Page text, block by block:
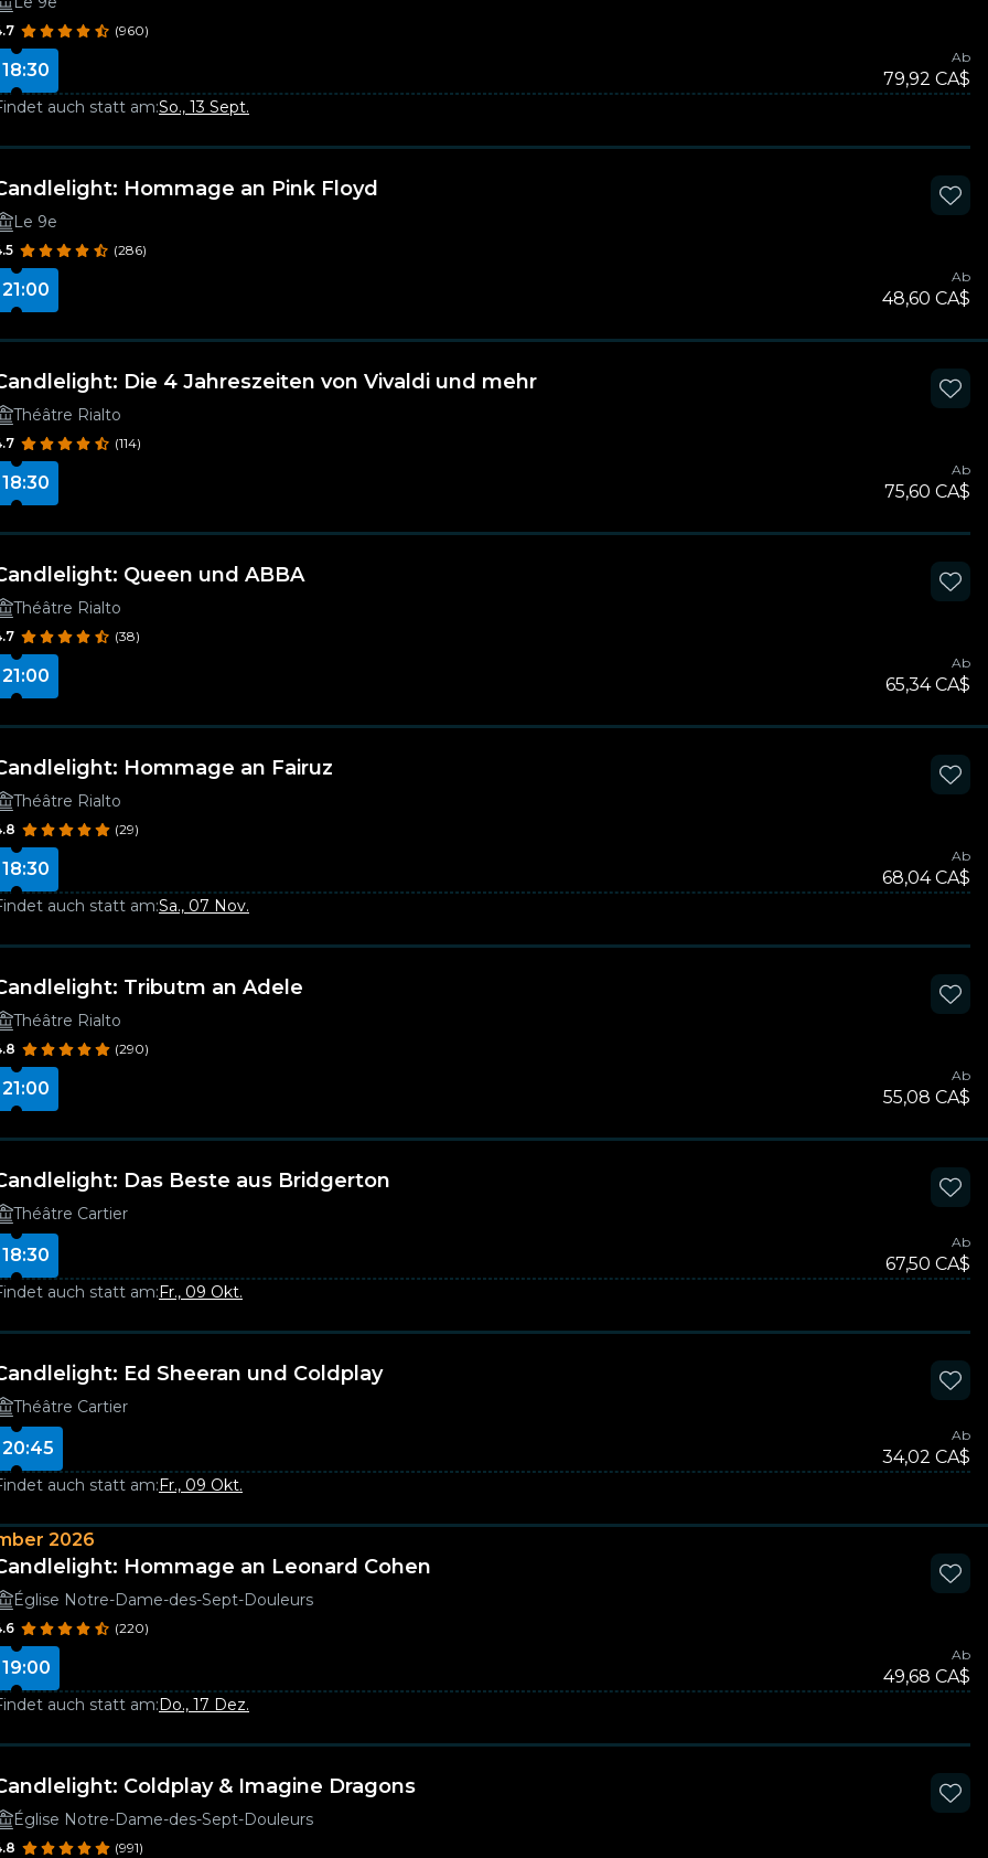
(960)
18:30
Ab
79,92 CA$
auch statt am:So., 13 Sept.
Hommage an Pink Floyd
Le 9e
(286)
21:00
Ab
48,60 CA$
Die 4 Jahreszeiten von Vivaldi und mehr
Théâtre Rialto
(114)
18:30
Ab
75,60 CA$
Queen und ABBA
Théâtre Rialto
(38)
21:00
Ab
65,34 CA$
Hommage an Fairuz
Théâtre Rialto
(29)
18:30
Ab
68,04 CA$
auch statt am:Sa., 07 Nov.
Tributm an Adele
Théâtre Rialto
(290)
21:00
Ab
55,08 CA$
Das Beste aus Bridgerton
Théâtre Cartier
18:30
Ab
67,50 CA$
auch statt am:Fr., 09 Okt.
Ed Sheeran und Coldplay
Théâtre Cartier
20:45
Ab
34,02 CA$
auch statt am:Fr., 09 Okt.
2026
Hommage an Leonard Cohen
Église Notre-Dame-des-Sept-Douleurs
(220)
19:00
Ab
49,68 CA$
auch statt am:Do., 17 Dez.
Coldplay & Imagine Dragons
Église Notre-Dame-des-Sept-Douleurs
(991)